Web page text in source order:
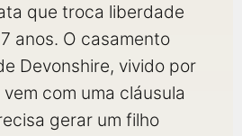
que troca liberdade
anos. O casamento
Devonshire, vivido por
com uma cláusula
gerar um filho